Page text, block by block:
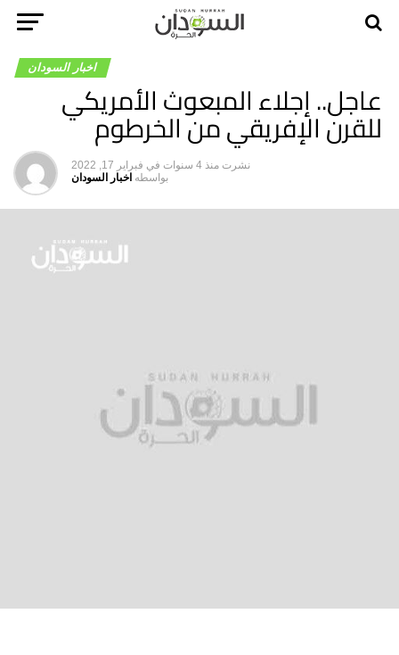
اخبار السودان
عاجل.. إجلاء المبعوث الأمريكي
للقرن الإفريقي من الخرطوم
نشرت منذ 4 سنوات في فبراير 17, 2022
بواسطه اخبار السودان